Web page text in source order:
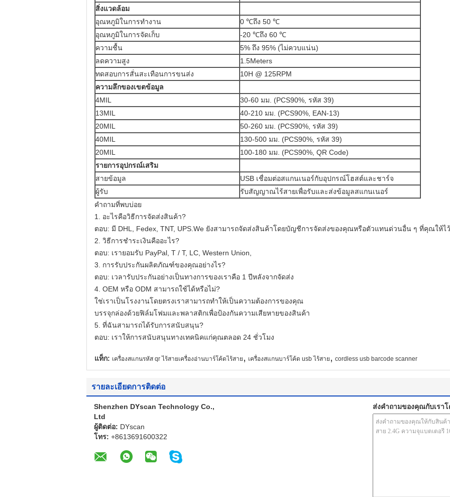
สิ่งแวดล้อม
อุณหภูมิในการทำงาน
0 ℃ถึง 50 ℃
อุณหภูมิในการจัดเก็บ
-20 ℃ถึง 60 ℃
ความชื้น
5% ถึง 95% (ไม่ควบแน่น)
ลดความสูง
1.5Meters
ทดสอบการสั่นสะเทือนการขนส่ง
10H @ 125RPM
ความลึกของเขตข้อมูล
4MIL
30-60 มม. (PCS90%, รหัส 39)
13MIL
40-210 มม. (PCS90%, EAN-13)
20MIL
50-260 มม. (PCS90%, รหัส 39)
40MIL
130-500 มม. (PCS90%, รหัส 39)
20MIL
100-180 มม. (PCS90%, QR Code)
รายการอุปกรณ์เสริม
สายข้อมูล
USB เชื่อมต่อสแกนเนอร์กับอุปกรณ์โฮสต์และชาร์จ
ผู้รับ
รับสัญญาณไร้สายเพื่อรับและส่งข้อมูลสแกนเนอร์
คำถามที่พบบ่อย
1. อะไรคือวิธีการจัดส่งสินค้า?
ตอบ: มี DHL, Fedex, TNT, UPS.We ยังสามารถจัดส่งสินค้าโดยบัญชีการจัดส่งของคุณหรือตัวแทนด่วนอื่น ๆ ที่คุณให้ไว้
2. วิธีการชำระเงินคืออะไร?
ตอบ: เรายอมรับ PayPal, T / T, LC, Western Union,
3. การรับประกันผลิตภัณฑ์ของคุณอย่างไร?
ตอบ: เวลารับประกันอย่างเป็นทางการของเราคือ 1 ปีหลังจากจัดส่ง
4. OEM หรือ ODM สามารถใช้ได้หรือไม่?
ใช่เราเป็นโรงงานโดยตรงเราสามารถทำให้เป็นความต้องการของคุณ
บรรจุกล่องด้วยฟิล์มโฟมและพลาสติกเพื่อป้องกันความเสียหายของสินค้า
5. ที่ฉันสามารถได้รับการสนับสนุน?
ตอบ: เราให้การสนับสนุนทางเทคนิคแก่คุณตลอด 24 ชั่วโมง
แท็ก: เครื่องสแกนรหัส qr ไร้สายเครื่องอ่านบาร์โค้ดไร้สาย , เครื่องสแกนบาร์โค้ด usb ไร้สาย , cordless usb barcode scanner
รายละเอียดการติดต่อ
Shenzhen DYscan Technology Co.,
Ltd
ผู้ติดต่อ: DYscan
โทร: +8613691600322
ส่งคำถามของคุณกับเราโ